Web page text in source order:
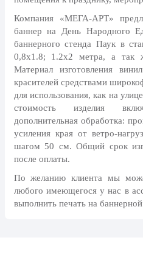
8 марта, Международный женский
день
27 марта, День театра
1 апреля, День смеха
Апрель, Месячник по
благоустройству
День геолога (первое воскресенье
Светлая Пасха
12 апреля, День космонавтики
18 апреля, Дни исторического и
культурного наследия
Компания «МЕГА-АРТ»
баннер на День Народного
баннерного стенда Паук в
0,8х1.8; 1.2х2 метра, а так
Материал изготовления
красителей средствами
для использования, как на
стоимость изделия
дополнительная обработка:
усиления края от ветро-
шагом 50 см. Общий срок
после оплаты.
По желанию клиента мы
любого имеющегося у нас в
выполнить печать на баннерной